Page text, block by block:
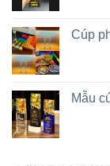
Cúp
Mẫu